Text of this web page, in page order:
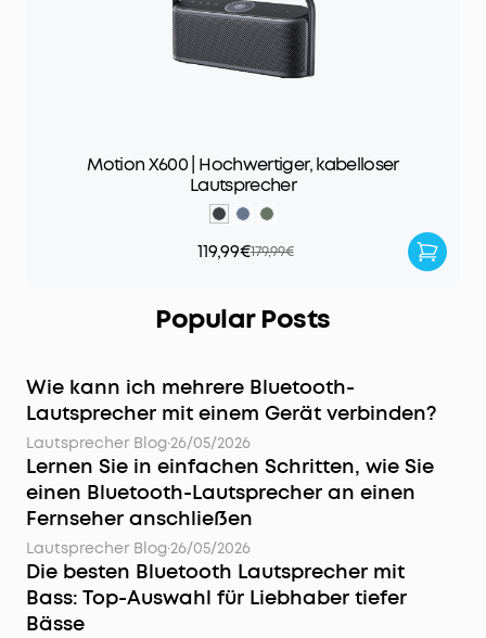
Motion X600 | Hochwertiger, kabelloser
Lautsprecher
119,99€179,99€
Popular Posts
Wie kann ich mehrere Bluetooth-
Lautsprecher mit einem Gerät verbinden?
Lautsprecher Blog·26/05/2026
Lernen Sie in einfachen Schritten, wie Sie
einen Bluetooth-Lautsprecher an einen
Fernseher anschließen
Lautsprecher Blog·26/05/2026
Die besten Bluetooth Lautsprecher mit
Bass: Top-Auswahl für Liebhaber tiefer
Bässe